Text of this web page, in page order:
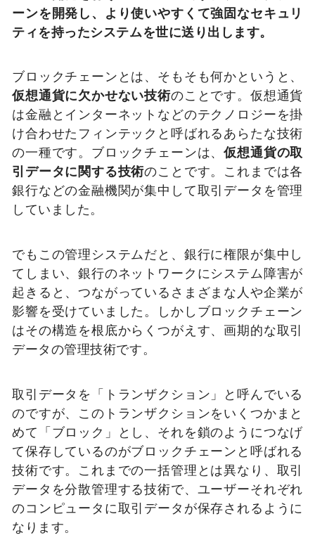
ーンを開発し、より使いやすくて強固なセキュリ
ティを持ったシステムを世に送り出します。
ブロックチェーンとは、そもそも何かというと、
仮想通貨に欠かせない技術のことです。 仮想通貨
は金融とインターネットなどのテクノロジーを掛
け合わせたフィンテックと呼ばれるあらたな技術
の一種です。 ブロックチェーンは、仮想通貨の取
引データに関する技術のことです。 これまでは各
銀行などの金融機関が集中して取引データを管理
していました。
でもこの管理システムだと、銀行に権限が集中し
てしまい、銀行のネットワークにシステム障害が
起きると、つながっているさまざまな人や企業が
影響を受けていました。
しかしブロックチェーン
はその構造を根底からくつがえす、画期的な取引
データの管理技術です。
取引データを「トランザクション」と呼んでいる
のですが、このトランザクションをいくつかまと
めて「ブロック」とし、それを鎖のようにつなげ
て保存しているのがブロックチェーンと呼ばれる
技術です。 これまでの一括管理とは異なり、取引
データを分散管理する技術で、ユーザーそれぞれ
のコンピュータに取引データが保存されるように
なります。